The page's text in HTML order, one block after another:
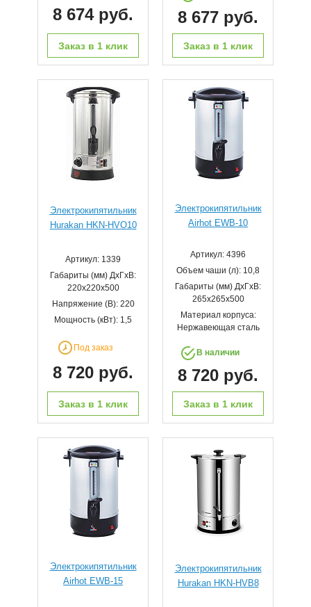
8 674 руб.
Заказ в 1 клик
8 677 руб.
Заказ в 1 клик
Электрокипятильник
Hurakan HKN-HVO10
Артикул: 1339
Габариты (мм) ДхГхВ:
220х220х500
Напряжение (В): 220
Мощность (кВт): 1,5
Под заказ
8 720 руб.
Заказ в 1 клик
Электрокипятильник
Airhot EWB-10
Артикул: 4396
Объем чаши (л): 10,8
Габариты (мм) ДхГхВ:
265х265х500
Материал корпуса:
Нержавеющая сталь
В наличии
8 720 руб.
Заказ в 1 клик
Электрокипятильник
Airhot EWB-15
Электрокипятильник
Hurakan HKN-HVB8